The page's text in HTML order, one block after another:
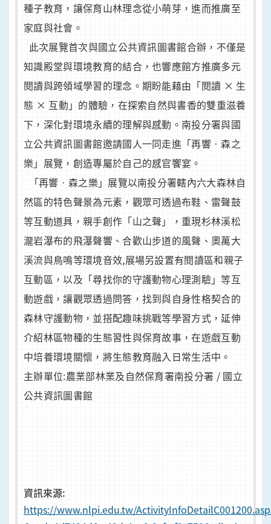
種子教育，讓保育山林理念從小萌芽，進而推廣至
家庭與社會。
此次展覽首次與國立公共資訊圖書館合辦，不僅是
知識殿堂與環境教育的結合，也響應館方推廣多元
閱讀與跨領域學習的理念。期盼能藉由「閱讀 × 生
態 × 互動」的體驗，在探索自然與書香的雙重滋養
下，深化對環境永續的理解與感動。南投分署與國
立公共資訊圖書館邀請國人一同走進「再響‧森之
樂」展覽，創造專屬於自己的感官饗宴。
「再響‧森之樂」展覽以南投分署轄內六大森林自
然區的特色聲景為元素，觀眾可透過布鞋、雷聲鼓
等互動道具，親手創作「山之聲」，重現杉林溪松
瀧岩瀑布的飛瀑聲響、合歡山步道的風聲、奧萬大
溪流與鳥鳴等環境音效,展場另設置有閱讀區和親子
互動區，以及「尋找你的守護動物心理測驗」等互
動遊戲，讓觀眾透過問答，找到與自身性格契合的
森林守護動物，並搭配趣味挑戰等學習方式，延伸
介紹林區物種的生態習性與保育故事，在遊戲互動
中培養環境關懷，將生態教育融入日常生活中。
主辦單位:農業部林業及自然保育署南投分署 / 國立
公共資訊圖書館
資訊來源:
https://www.nlpi.edu.tw/